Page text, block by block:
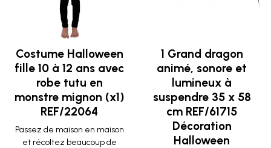
Costume Halloween
fille 10 à 12 ans avec
robe tutu en
monstre mignon (x1)
REF/22064
Passez de maison en maison
et récoltez beaucoup de
1 Grand dragon
animé, sonore et
lumineux à
suspendre 35 x 58
cm REF/61715
Décoration
Halloween